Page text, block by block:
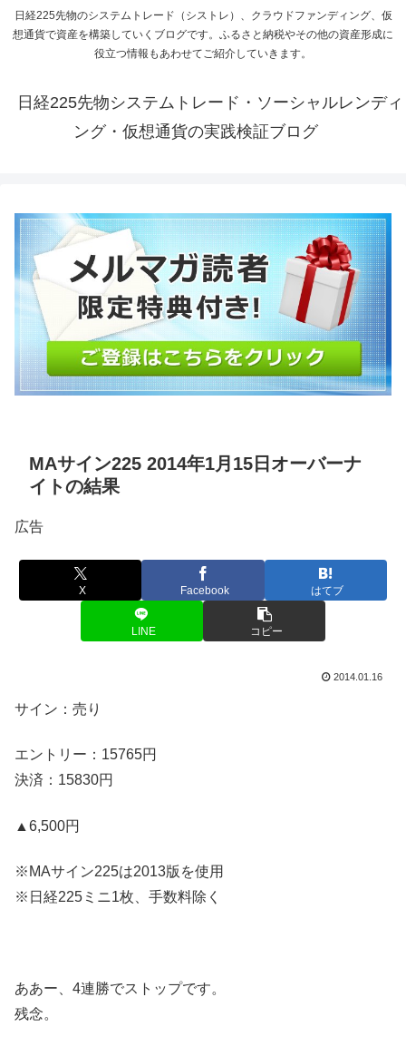
日経225先物のシステムトレード（シストレ）、クラウドファンディング、仮
想通貨で資産を構築していくブログです。ふるさと納税やその他の資産形成に
役立つ情報もあわせてご紹介していきます。
日経225先物システムトレード・ソーシャルレンディ
ング・仮想通貨の実践検証ブログ
MAサイン225 2014年1月15日オーバーナ
イトの結果
広告
X Facebook はてブ
LINE コピー
2014.01.16
サイン：売り
エントリー：15765円
決済：15830円
▲6,500円
※MAサイン225は2013版を使用
※日経225ミニ1枚、手数料除く
ああー、4連勝でストップです。
残念。